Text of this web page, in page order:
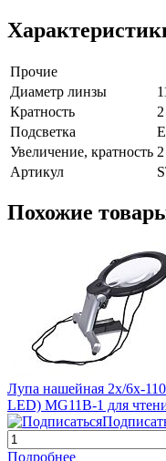
Прочие
Диаметр линзы
Кратность
2
Подсветка
Увеличение, кратность 2
Артикул
Похожие
Лупа нашейная 2x/6x-
LED) MG11B-1 для
Подробнее